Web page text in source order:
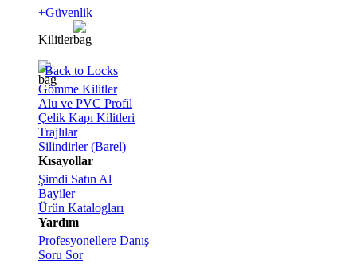
+Güvenlik
Kilitler
Back to Locks
Gömme Kilitler
Alu ve PVC Profil
Çelik Kapı Kilitleri
Trajlılar
Silindirler (Barel)
Kısayollar
Şimdi Satın Al
Bayiler
Ürün Katalogları
Yardım
Profesyonellere Danış
Soru Sor